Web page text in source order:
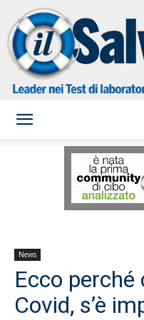
News
Ecco perché
Covid, s’è